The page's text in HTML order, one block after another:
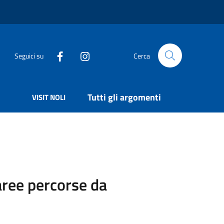
Seguici su Cerca
VISIT NOLI Tutti gli argomenti
percorse da